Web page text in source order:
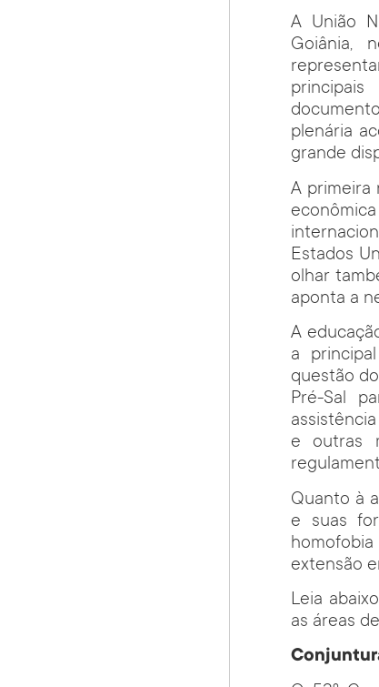
A União
Goiânia,
plenária
grande
A primeira
Estados
olhar
aponta a
A
a
questão
Pré-Sal
e outras
Quanto à
e suas
extensão
Leia
as áreas